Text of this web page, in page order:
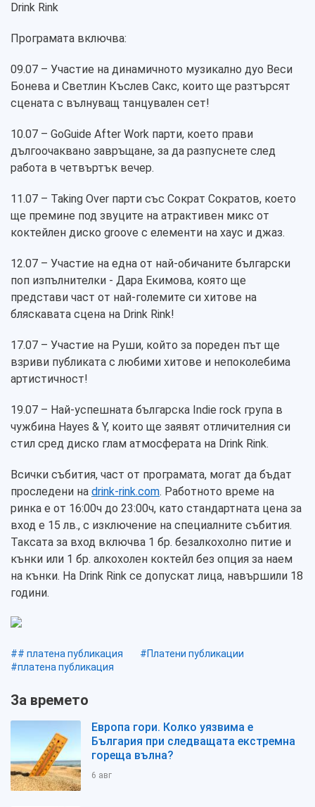
Drink Rink
Програмата включва:
09.07 – Участие на динамичното музикално дуо Веси
Бонева и Светлин Къслев Сакс, които ще разтърсят
сцената с вълнуващ танцувален сет!
10.07 – GoGuide After Work парти, което прави
дългоочаквано завръщане, за да разпуснете след
работа в четвъртък вечер.
11.07 – Taking Over парти със Сократ Сократов, което
ще премине под звуците на атрактивен микс от
коктейлен диско groove с елементи на хаус и джаз.
12.07 – Участие на една от най-обичаните български
поп изпълнителки - Дара Екимова, която ще
представи част от най-големите си хитове на
бляскавата сцена на Drink Rink!
17.07 – Участие на Руши, който за пореден път ще
взриви публиката с любими хитове и непоколебима
артистичност!
19.07 – Най-успешната българска Indie rock група в
чужбина Hayes & Y, които ще заявят отличителния си
стил сред диско глам атмосферата на Drink Rink.
Всички събития, част от програмата, могат да бъдат
проследени на drink-rink.com. Работното време на
ринка е от 16:00ч до 23:00ч, като стандартната цена за
вход е 15 лв., с изключение на специалните събития.
Таксата за вход включва 1 бр. безалкохолно питие и
кънки или 1 бр. алкохолен коктейл без опция за наем
на кънки. На Drink Rink се допускат лица, навършили 18
години.
## платена публикация
#Платени публикации
#платена публикация
За времето
Европа гори. Колко уязвима е
България при следващата екстремна
гореща вълна?
6 авг